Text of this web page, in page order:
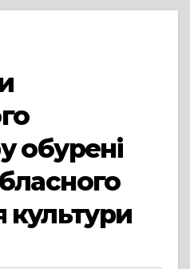
обурені
культури